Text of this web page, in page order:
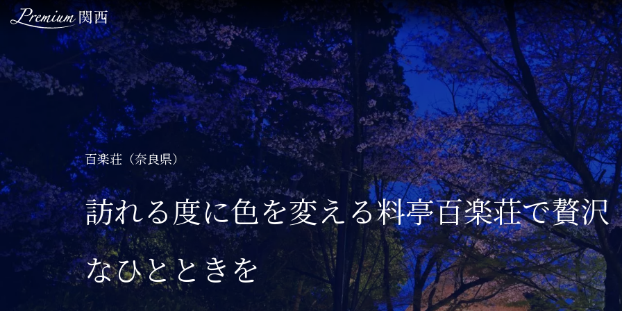
TOP
関西のこだわりステイ
関西ならではの美食体験
ここでしか出会えない絶景
関西の歴史を感じる文化体験
百楽荘（奈良県）
訪れる度に色を変える料亭百楽荘で贅沢
なひとときを